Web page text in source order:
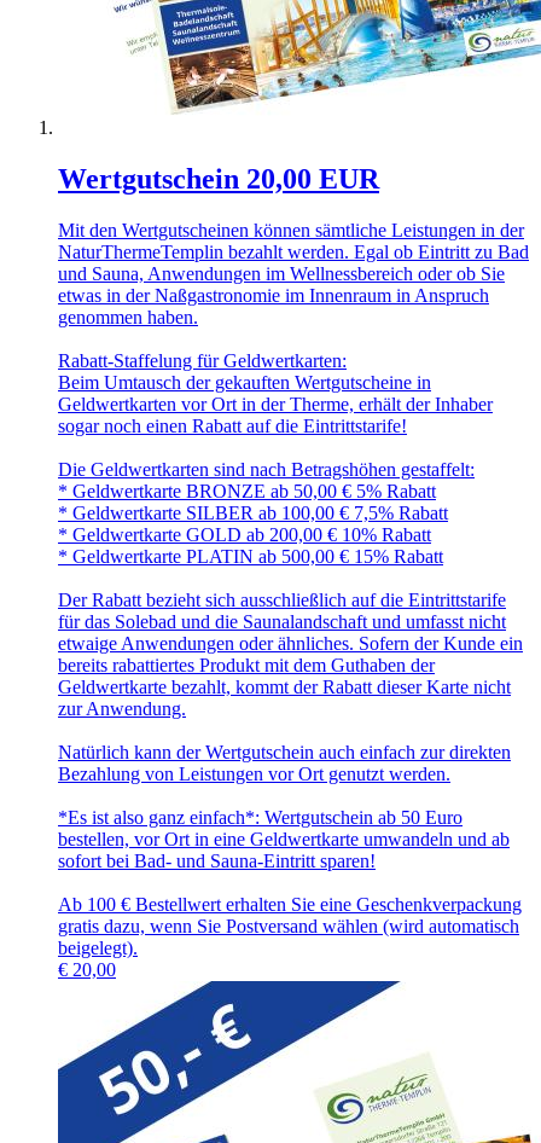
Wertgutschein 20,00 EUR
Mit den Wertgutscheinen können sämtliche Leistungen in der
NaturThermeTemplin bezahlt werden. Egal ob Eintritt zu Bad
und Sauna, Anwendungen im Wellnessbereich oder ob Sie
etwas in der Naßgastronomie im Innenraum in Anspruch
genommen haben.
Rabatt-Staffelung für Geldwertkarten:
Beim Umtausch der gekauften Wertgutscheine in
Geldwertkarten vor Ort in der Therme, erhält der Inhaber
sogar noch einen Rabatt auf die Eintrittstarife!
Die Geldwertkarten sind nach Betragshöhen gestaffelt:
* Geldwertkarte BRONZE ab 50,00 € 5% Rabatt
* Geldwertkarte SILBER ab 100,00 € 7,5% Rabatt
* Geldwertkarte GOLD ab 200,00 € 10% Rabatt
* Geldwertkarte PLATIN ab 500,00 € 15% Rabatt
Der Rabatt bezieht sich ausschließlich auf die Eintrittstarife
für das Solebad und die Saunalandschaft und umfasst nicht
etwaige Anwendungen oder ähnliches. Sofern der Kunde ein
bereits rabattiertes Produkt mit dem Guthaben der
Geldwertkarte bezahlt, kommt der Rabatt dieser Karte nicht
zur Anwendung.
Natürlich kann der Wertgutschein auch einfach zur direkten
Bezahlung von Leistungen vor Ort genutzt werden.
*Es ist also ganz einfach*: Wertgutschein ab 50 Euro
bestellen, vor Ort in eine Geldwertkarte umwandeln und ab
sofort bei Bad- und Sauna-Eintritt sparen!
Ab 100 € Bestellwert erhalten Sie eine Geschenkverpackung
gratis dazu, wenn Sie Postversand wählen (wird automatisch
beigelegt).
€ 20,00